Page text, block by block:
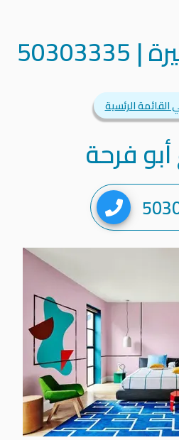
|
50303335
القائمة الرئسية
فرحة